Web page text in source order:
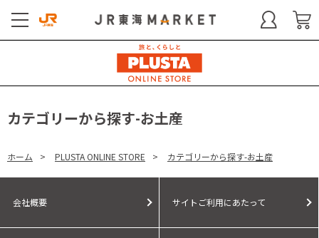
カテゴリーから探す-お土産
ホーム > PLUSTA ONLINE STORE > カテゴリーから探す-お土産
会社概要 サイトご利用にあたって